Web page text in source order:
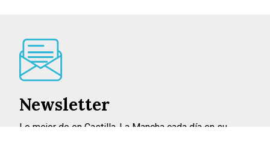
Newsletter
Lo mejor de en Castilla-La Mancha cada día en su